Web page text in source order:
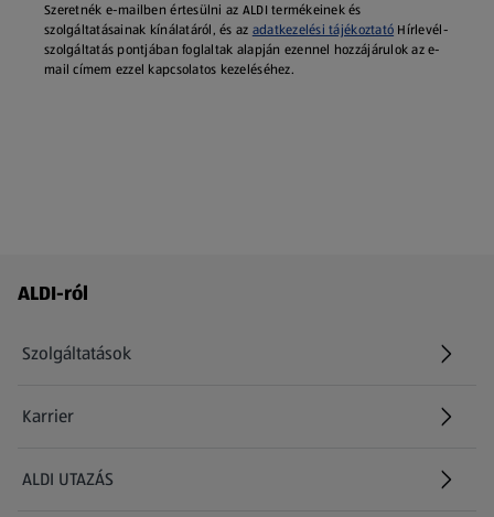
Szeretnék e-mailben értesülni az ALDI termékeinek és
szolgáltatásainak kínálatáról, és az adatkezelési tájékoztató Hírlevél-
szolgáltatás pontjában foglaltak alapján ezennel hozzájárulok az e-
mail címem ezzel kapcsolatos kezeléséhez.
Láblécmenü - további linkek
ALDI-ról
Szolgáltatások
Karrier
(új oldalon nyílik meg)
ALDI UTAZÁS
(új oldalon nyílik meg)